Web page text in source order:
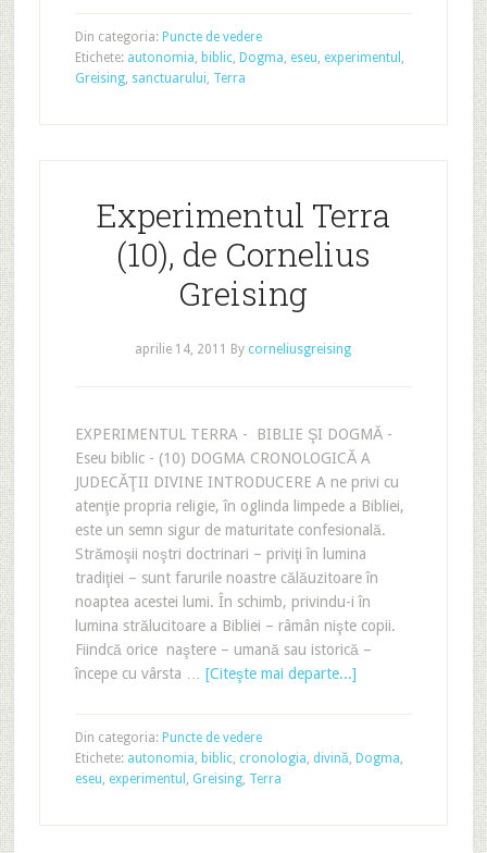
Din categoria: Puncte de vedere
Etichete: autonomia, biblic, Dogma, eseu, experimentul ,
Greising, sanctuarului, Terra
Experimentul Terra
(10), de Cornelius
Greising
aprilie 14, 2011 By corneliusgreising
EXPERIMENTUL TERRA - BIBLIE ŞI DOGMĂ -
Eseu biblic - (10) DOGMA CRONOLOGICĂ A
JUDECĂŢII DIVINE INTRODUCERE A ne privi cu
atenţie propria religie, în oglinda limpede a Bibliei,
este un semn sigur de maturitate confesională.
Strămoşii noştri doctrinari – priviţi în lumina
tradiţiei – sunt farurile noastre călăuzitoare în
noaptea acestei lumi. În schimb, privindu-i în
lumina strălucitoare a Bibliei – râmân nişte copii.
Fiindcă orice naştere – umană sau istorică –
începe cu vârsta … [Citeşte mai departe...]
Din categoria: Puncte de vedere
Etichete: autonomia, biblic, cronologia, divină, Dogma,
eseu, experimentul , Greising, Terra